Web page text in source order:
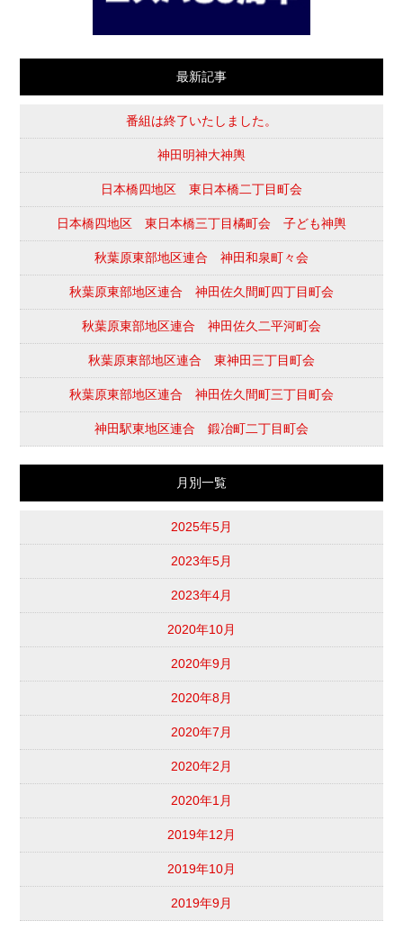
最新記事
番組は終了いたしました。
神田明神大神輿
日本橋四地区 東日本橋二丁目町会
日本橋四地区 東日本橋三丁目橘町会 子ども神輿
秋葉原東部地区連合 神田和泉町々会
秋葉原東部地区連合 神田佐久間町四丁目町会
秋葉原東部地区連合 神田佐久二平河町会
秋葉原東部地区連合 東神田三丁目町会
秋葉原東部地区連合 神田佐久間町三丁目町会
神田駅東地区連合 鍛冶町二丁目町会
月別一覧
2025年5月
2023年5月
2023年4月
2020年10月
2020年9月
2020年8月
2020年7月
2020年2月
2020年1月
2019年12月
2019年10月
2019年9月